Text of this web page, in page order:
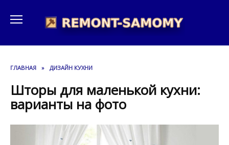
содержанию
ГЛАВНАЯ » ДИЗАЙН КУХНИ
Шторы для маленькой кухни:
варианты на фото